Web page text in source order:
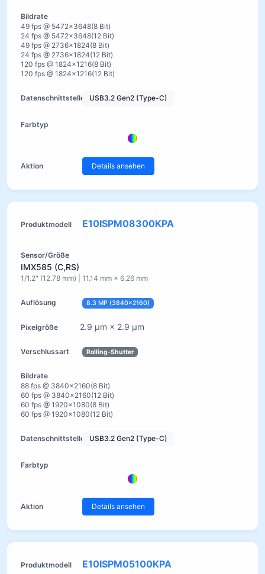
49 fps @ 5472×3648(8 Bit)
24 fps @ 5472×3648(12 Bit)
49 fps @ 2736×1824(8 Bit)
24 fps @ 2736×1824(12 Bit)
120 fps @ 1824×1216(8 Bit)
120 fps @ 1824×1216(12 Bit)
USB3.2 Gen2 (Type-C)
Details ansehen
E10ISPM08300KPA
IMX585 (C,RS)
1/1.2" (12.78 mm) | 11.14 mm × 6.26 mm
8.3 MP (3840×2160)
2.9 µm × 2.9 µm
Rolling-Shutter
88 fps @ 3840×2160(8 Bit)
60 fps @ 3840×2160(12 Bit)
60 fps @ 1920×1080(8 Bit)
60 fps @ 1920×1080(12 Bit)
USB3.2 Gen2 (Type-C)
Details ansehen
E10ISPM05100KPA